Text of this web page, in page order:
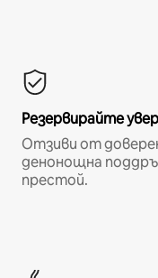
Резервирайте
Отзиви от
денонощна
престой.